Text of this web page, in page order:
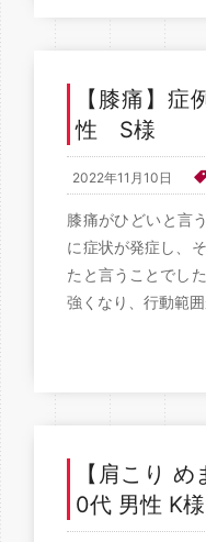
【膝痛】
性 S様
2022年11月10日
膝痛がひどいと言
に症状が発症し、
たと言うことでし
強くなり、行動範
【肩こり
0代 男性 K様